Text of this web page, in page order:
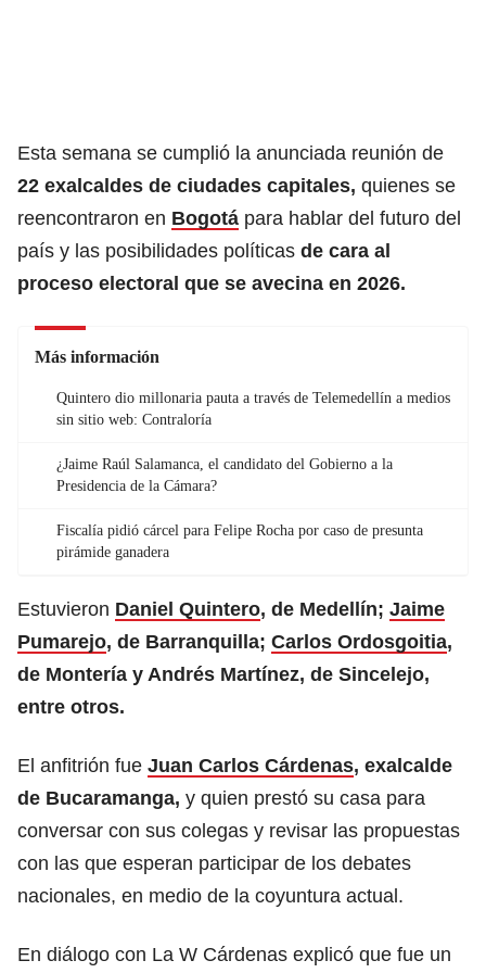
Esta semana se cumplió la anunciada reunión de
22 exalcaldes de ciudades capitales, quienes se
reencontraron en Bogotá para hablar del futuro del
país y las posibilidades políticas de cara al
proceso electoral que se avecina en 2026.
Más información
Quintero dio millonaria pauta a través de Telemedellín a medios
sin sitio web: Contraloría
¿Jaime Raúl Salamanca, el candidato del Gobierno a la
Presidencia de la Cámara?
Fiscalía pidió cárcel para Felipe Rocha por caso de presunta
pirámide ganadera
Estuvieron Daniel Quintero, de Medellín; Jaime
Pumarejo, de Barranquilla; Carlos Ordosgoitia,
de Montería y Andrés Martínez, de Sincelejo,
entre otros.
El anfitrión fue Juan Carlos Cárdenas, exalcalde
de Bucaramanga, y quien prestó su casa para
conversar con sus colegas y revisar las propuestas
con las que esperan participar de los debates
nacionales, en medio de la coyuntura actual.
En diálogo con La W Cárdenas explicó que fue un